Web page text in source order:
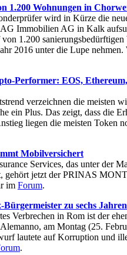
1.200 Wohnungen in
wird in Kürze die
Immobilien AG in Kalk
1.200 sanierungsbedürftigen
2016 unter die Lupe nehmen.
Performer: EOS,
verzeichnen die meisten
ein Plus. Das zeigt, dass die
liegen die meisten Token
Mobilversichert
Services, das unter der
gehört jetzt der PRINAS
im Forum.
zu sechs
Verbrechen in Rom ist der
am Montag (25.
lautete auf Korruption und
.